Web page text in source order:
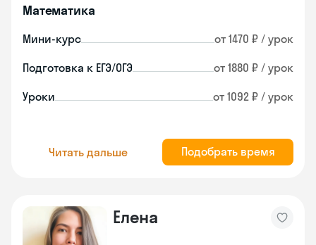
Математика
Мини-курс от 1470 ₽ / урок
Подготовка к ЕГЭ/ОГЭ от 1880 ₽ / урок
Уроки от 1092 ₽ / урок
Читать дальше Подобрать время
Елена